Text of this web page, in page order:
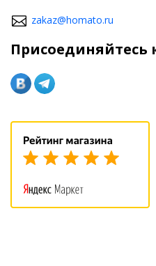
zakaz@homato.ru
Присоединяйтесь